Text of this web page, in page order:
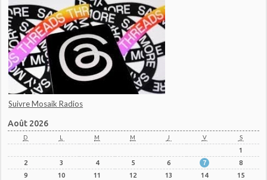
Suivre Mosaik Radios
Août 2026
D L M M J V S
1
2
3 4 5 6 7
8
9
10 11 12 13 14
15